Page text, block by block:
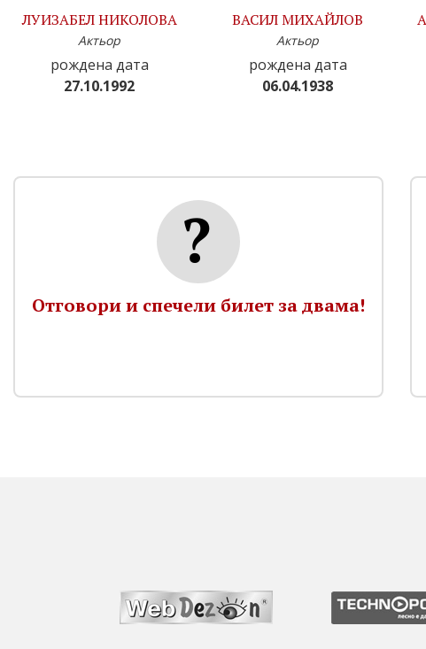
ЛУИЗАБЕЛ НИКОЛОВА
Актьор
рождена дата
27.10.1992
ВАСИЛ МИХАЙЛОВ
Актьор
рождена дата
06.04.1938
Отговори и спечели билет за двама!